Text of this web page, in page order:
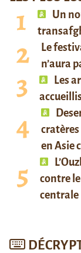
Un
Le
n’aura
Les
cratères
en Asie
contre
centrale